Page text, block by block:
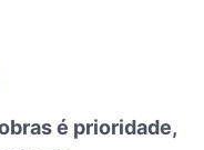
é prioridade,